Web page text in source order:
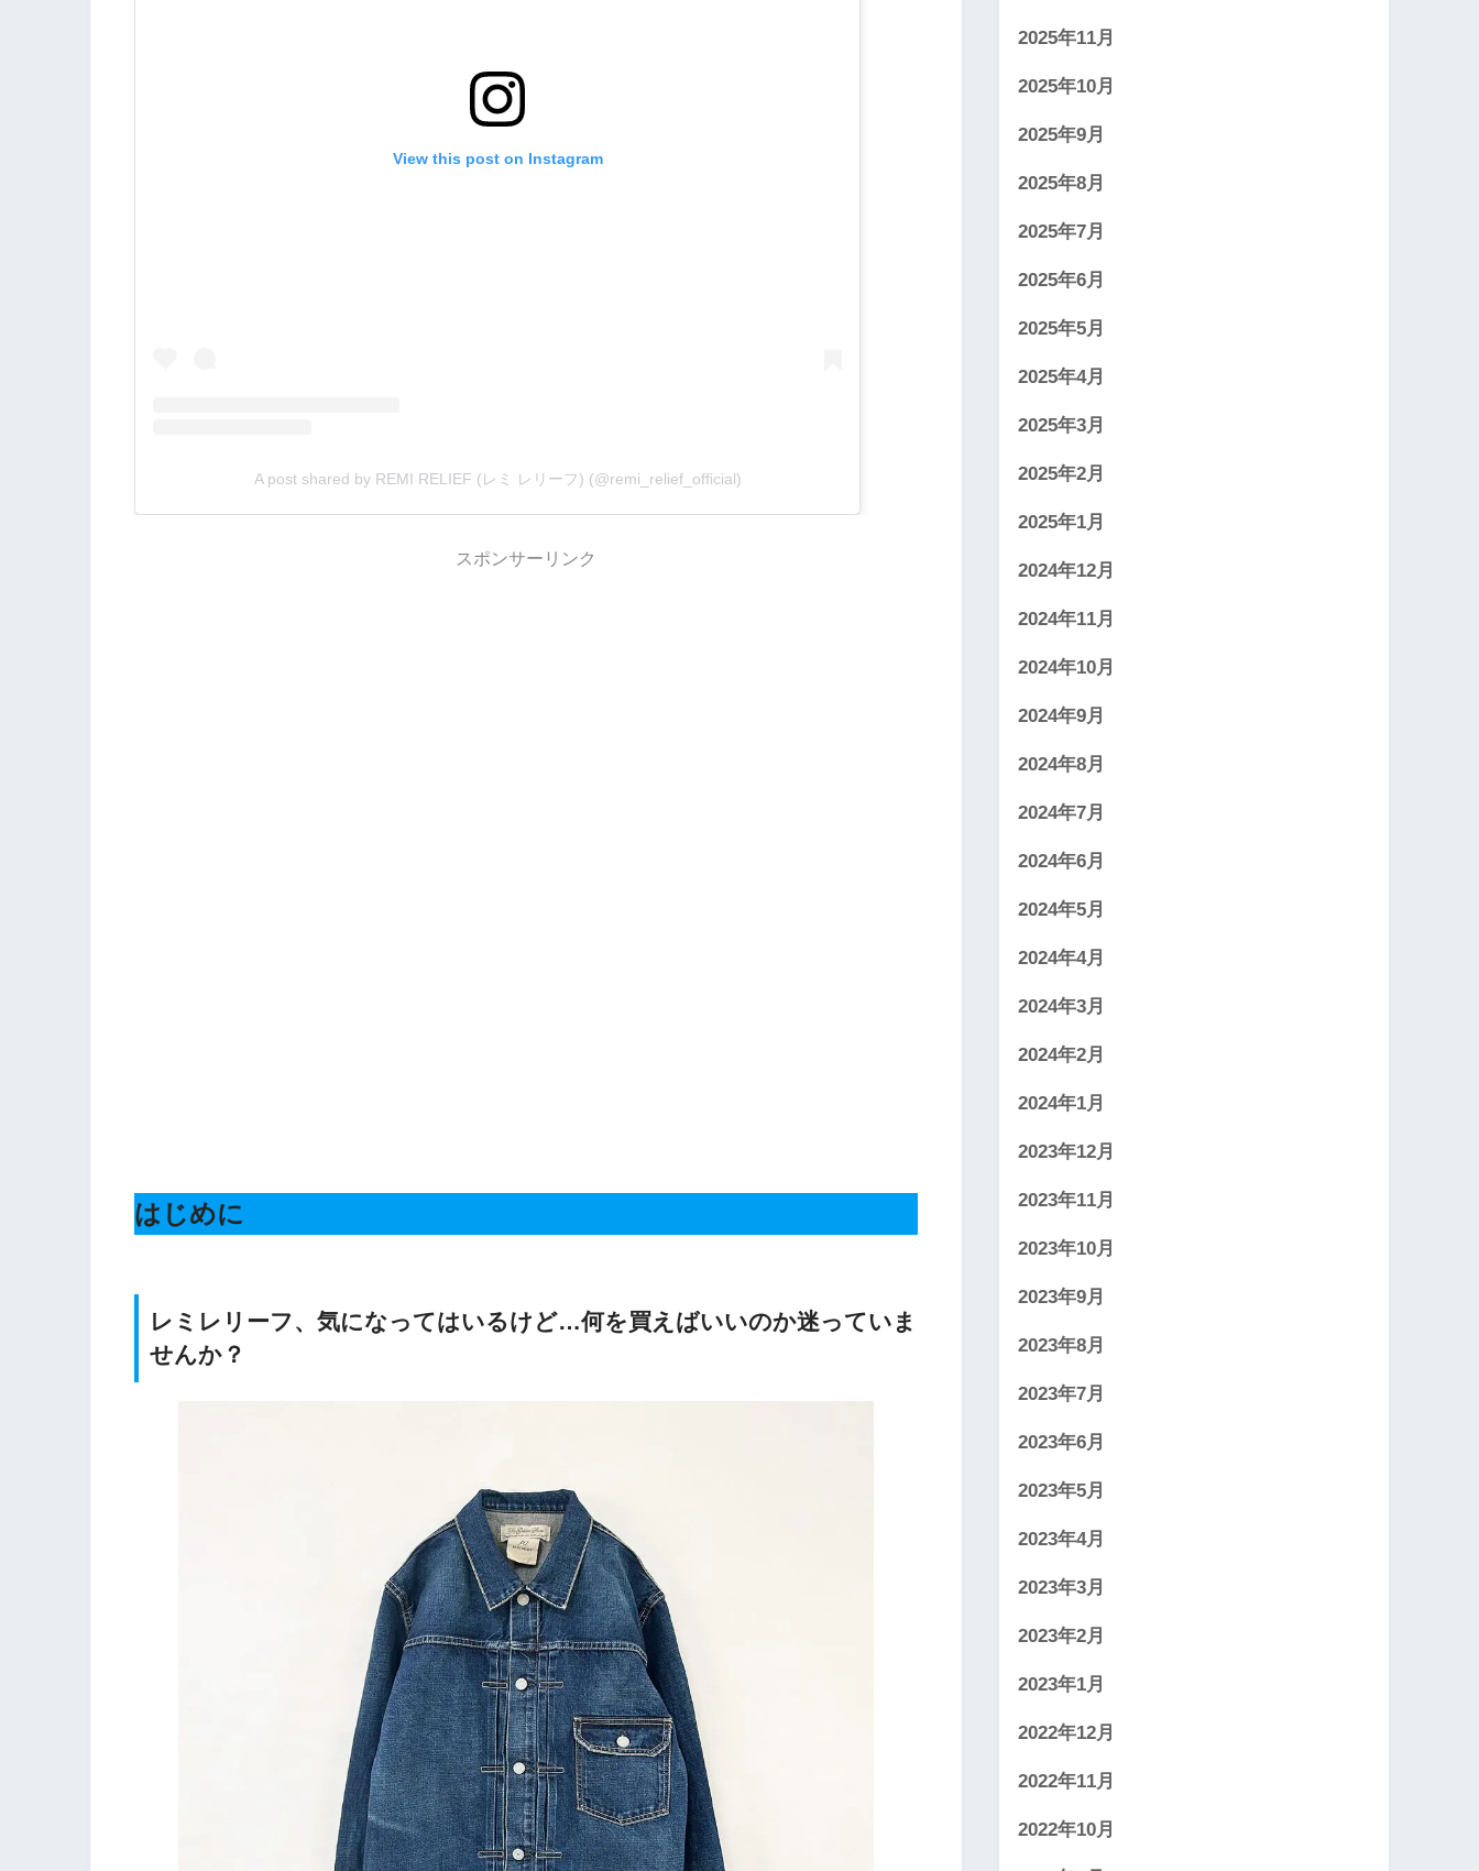
View this post on Instagram
A post shared by REMI RELIEF (レミ レリーフ) (@remi_relief_official)
スポンサーリンク
はじめに
レミレリーフ、気になってはいるけど…何を買えばいいのか迷っていま
せんか？
2025年11月
2025年10月
2025年9月
2025年8月
2025年7月
2025年6月
2025年5月
2025年4月
2025年3月
2025年2月
2025年1月
2024年12月
2024年11月
2024年10月
2024年9月
2024年8月
2024年7月
2024年6月
2024年5月
2024年4月
2024年3月
2024年2月
2024年1月
2023年12月
2023年11月
2023年10月
2023年9月
2023年8月
2023年7月
2023年6月
2023年5月
2023年4月
2023年3月
2023年2月
2023年1月
2022年12月
2022年11月
2022年10月